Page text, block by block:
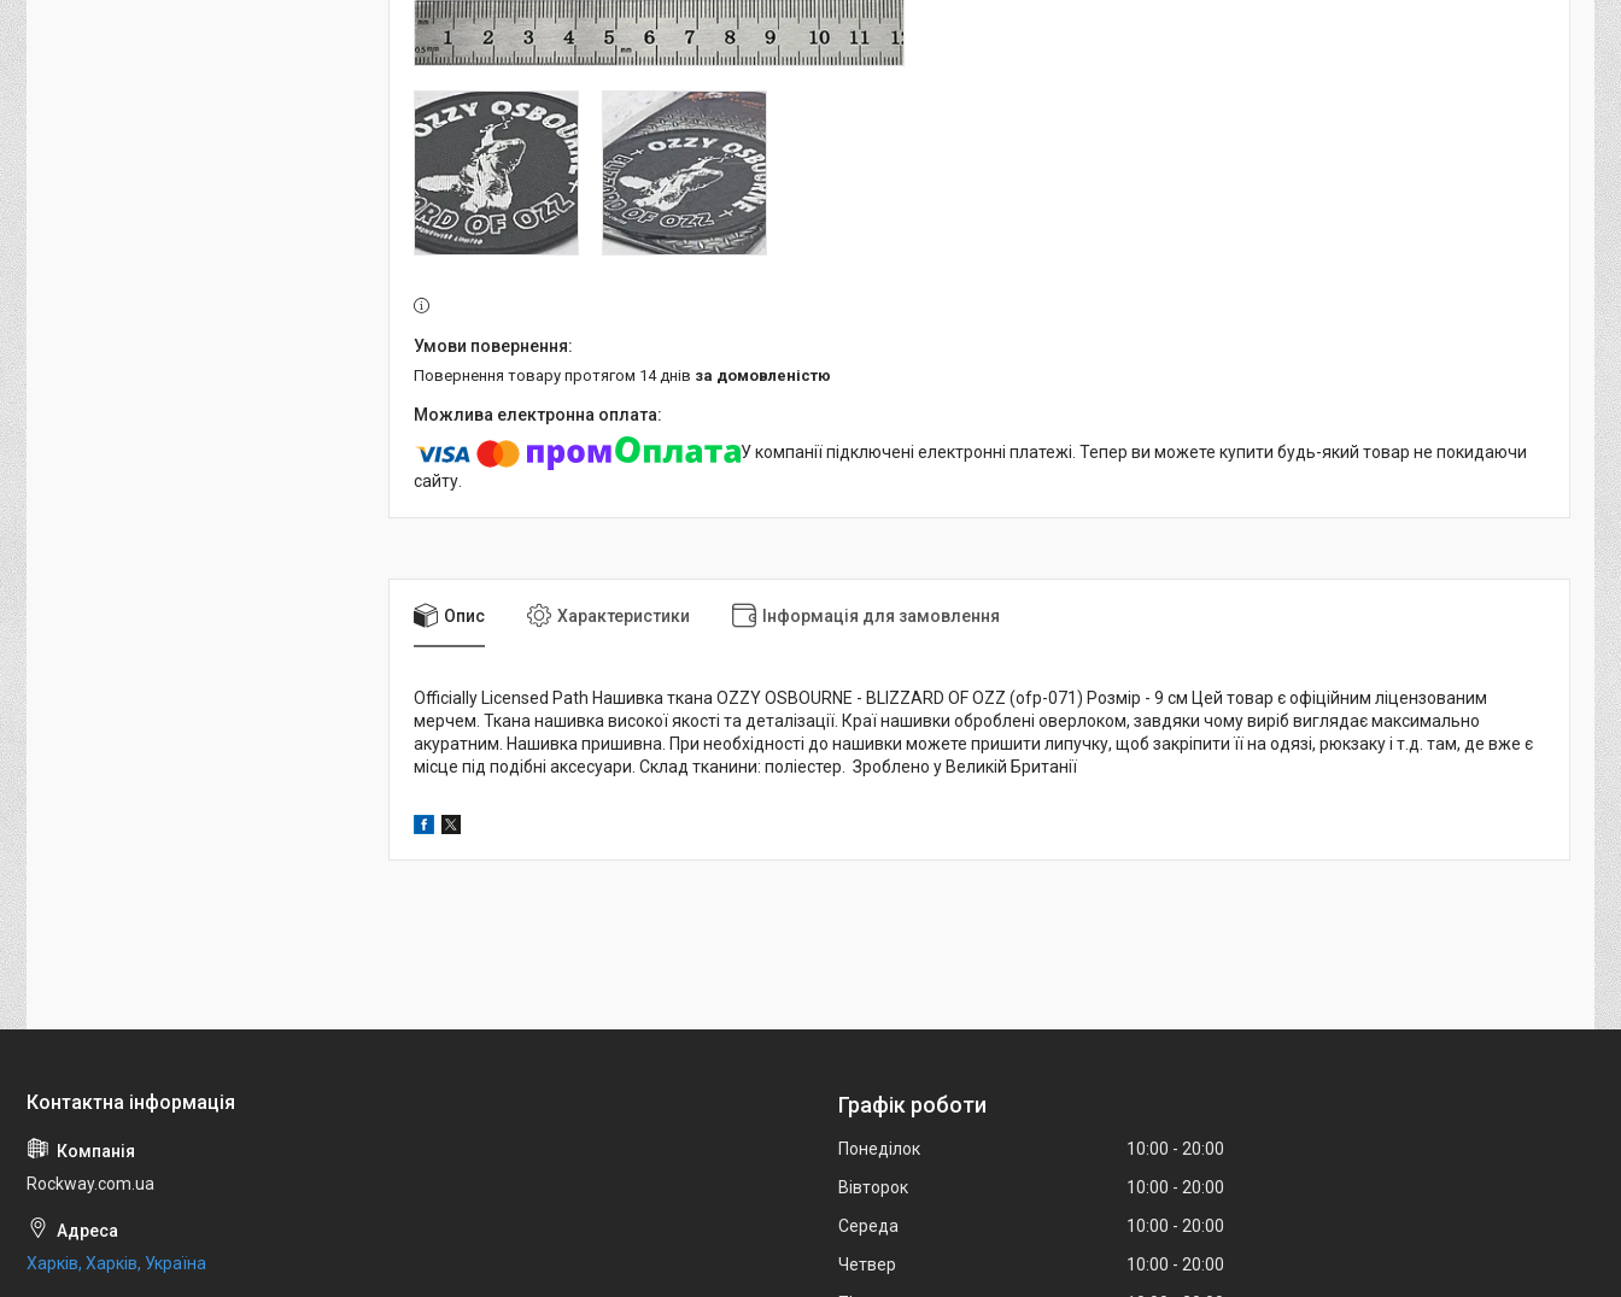
повернення товару протягом 14 днів за домовленістю
У компанії підключені електронні платежі. Тепер ви можете купити будь-який товар не покидаючи
сайту.
Опис Характеристики Інформація для замовлення
Officially Licensed Path Нашивка ткана OZZY OSBOURNE - BLIZZARD OF OZZ (ofp-071) Розмір - 9 см Цей товар є офіційним ліцензованим
мерчем. Ткана нашивка високої якості та деталізації. Краї нашивки оброблені оверлоком, завдяки чому виріб виглядає максимально
акуратним. Нашивка пришивна. При необхідності до нашивки можете пришити липучку, щоб закріпити її на одязі, рюкзаку і т.д. там, де вже є
місце під подібні аксесуари. Склад тканини: поліестер. Зроблено у Великій Британії
Rockway.com.ua
Харків, Харків, Україна
Графік роботи
Понеділок 10:00
20:00
Вівторок
10:00
20:00
Середа
10:00
20:00
Четвер
10:00
20:00